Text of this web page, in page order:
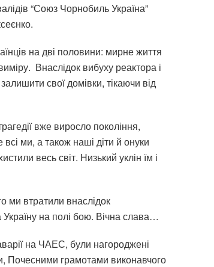
“Союз Чорнобиль Україна”
на дві половини: мирне життя
Внаслідок вибуху реактора і
свої домівки, тікаючи від
вже виросло покоління,
ми, а також наші діти й онуки
весь світ. Низький уклін їм і
ми втратили внаслідок
Україну на полі бою. Вічна слава…
на ЧАЕС, були нагороджені
Почесними грамотами виконавчого